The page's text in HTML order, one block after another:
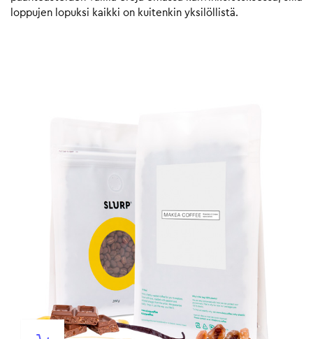
loppujen lopuksi kaikki on kuitenkin yksilöllistä.